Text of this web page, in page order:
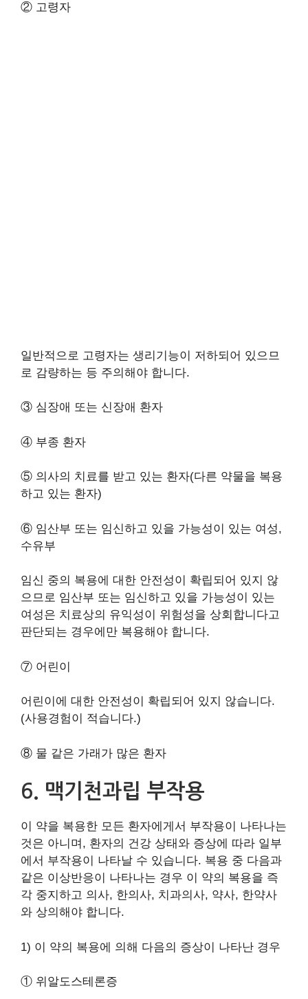
② 고령자
일반적으로 고령자는 생리기능이 저하되어 있으므
로 감량하는 등 주의해야 합니다.
③ 심장애 또는 신장애 환자
④ 부종 환자
⑤ 의사의 치료를 받고 있는 환자(다른 약물을 복용
하고 있는 환자)
⑥ 임산부 또는 임신하고 있을 가능성이 있는 여성,
수유부
임신 중의 복용에 대한 안전성이 확립되어 있지 않
으므로 임산부 또는 임신하고 있을 가능성이 있는
여성은 치료상의 유익성이 위험성을 상회합니다고
판단되는 경우에만 복용해야 합니다.
⑦ 어린이
어린이에 대한 안전성이 확립되어 있지 않습니다.
(사용경험이 적습니다.)
⑧ 물 같은 가래가 많은 환자
6. 맥기천과립 부작용
이 약을 복용한 모든 환자에게서 부작용이 나타나는
것은 아니며, 환자의 건강 상태와 증상에 따라 일부
에서 부작용이 나타날 수 있습니다. 복용 중 다음과
같은 이상반응이 나타나는 경우 이 약의 복용을 즉
각 중지하고 의사, 한의사, 치과의사, 약사, 한약사
와 상의해야 합니다.
1) 이 약의 복용에 의해 다음의 증상이 나타난 경우
① 위알도스테론증